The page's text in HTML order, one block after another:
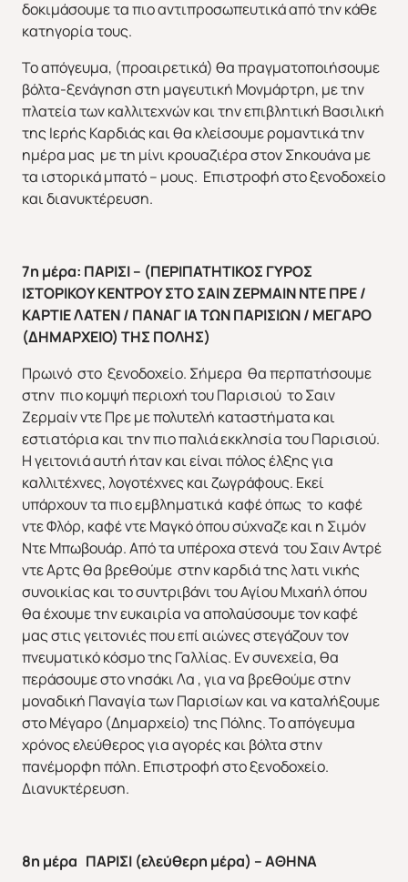
ΑΣΙΑ ΑΦΡΙΚΗ
δοκιμάσουμε τα πιο αντιπροσωπευτικά από την κάθε
κατηγορία τους.
Το απόγευμα, (προαιρετικά) θα πραγματοποιήσουμε
βόλτα-ξενάγηση στη μαγευτική Μονμάρτρη, με την
πλατεία των καλλιτεχνών και την επιβλητική Βασιλική
της Ιερής Καρδιάς και θα κλείσουμε ρομαντικά την
ημέρα μας με τη μίνι κρουαζιέρα στον Σηκουάνα με
τα ιστορικά μπατό – μους. Επιστροφή στο ξενοδοχείο
και διανυκτέρευση.
7η μέρα: ΠΑΡΙΣΙ – (ΠΕΡΙΠΑΤΗΤΙΚΟΣ ΓΥΡΟΣ
ΙΣΤΟΡΙΚΟΥ ΚΕΝΤΡΟΥ ΣΤΟ ΣΑΙΝ ΖΕΡΜΑΙΝ ΝΤΕ ΠΡΕ /
ΚΑΡΤΙΕ ΛΑΤΕΝ / ΠΑΝΑΓ ΙΑ ΤΩΝ ΠΑΡΙΣΙΩΝ / ΜΕΓΑΡΟ
(ΔΗΜΑΡΧΕΙΟ) ΤΗΣ ΠΟΛΗΣ)
Πρωινό στο ξενοδοχείο. Σήμερα θα περπατήσουμε
στην πιο κομψή περιοχή του Παρισιού το Σαιν
Ζερμαίν ντε Πρε με πολυτελή καταστήματα και
εστιατόρια και την πιο παλιά εκκλησία του Παρισιού.
Η γειτονιά αυτή ήταν και είναι πόλος έλξης για
καλλιτέχνες, λογοτέχνες και ζωγράφους. Εκεί
υπάρχουν τα πιο εμβληματικά καφέ όπως το καφέ
ντε Φλόρ, καφέ ντε Μαγκό όπου σύχναζε και η Σιμόν
Ντε Μπωβουάρ. Από τα υπέροχα στενά του Σαιν Αντρέ
ντε Αρτς θα βρεθούμε στην καρδιά της λατι νικής
συνοικίας και το συντριβάνι του Αγίου Μιχαήλ όπου
θα έχουμε την ευκαιρία να απολαύσουμε τον καφέ
μας στις γειτονιές που επί αιώνες στεγάζουν τον
πνευματικό κόσμο της Γαλλίας. Εν συνεχεία, θα
περάσουμε στο νησάκι Λα , για να βρεθούμε στην
μοναδική Παναγία των Παρισίων και να καταλήξουμε
στο Μέγαρο (Δημαρχείο) της Πόλης. Το απόγευμα
χρόνος ελεύθερος για αγορές και βόλτα στην
πανέμορφη πόλη. Επιστροφή στο ξενοδοχείο.
Διανυκτέρευση.
8η μέρα ΠΑΡΙΣΙ (ελεύθερη μέρα) – ΑΘΗΝΑ